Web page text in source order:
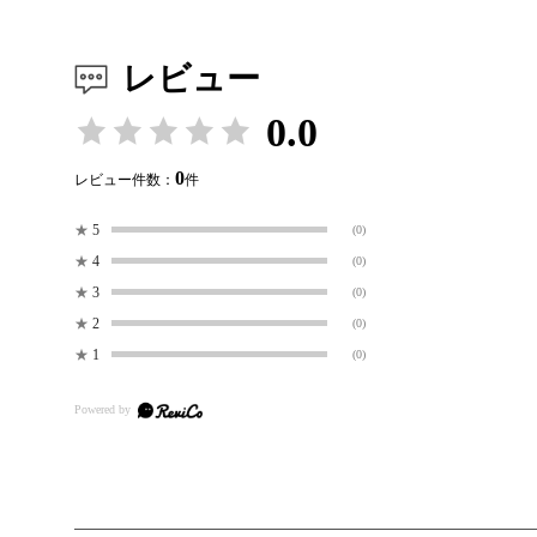
レビュー
0.0
レビュー件数： 0件
★ 5 (0)
★ 4 (0)
★ 3 (0)
★ 2 (0)
★ 1 (0)